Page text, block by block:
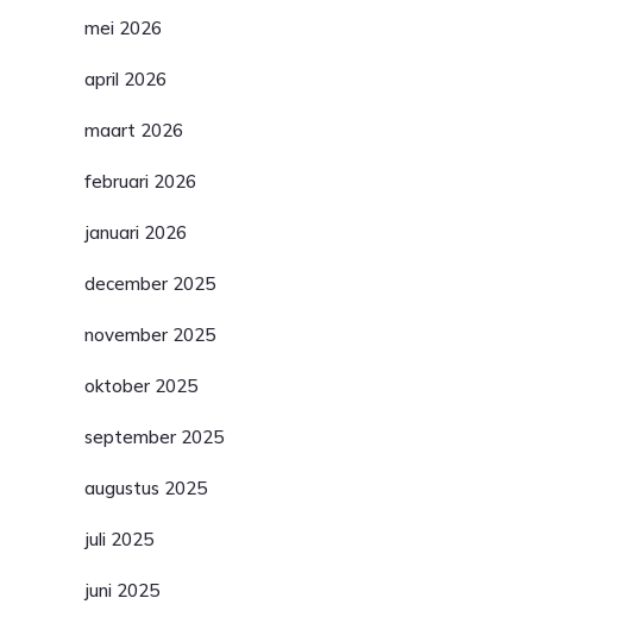
mei 2026
april 2026
maart 2026
februari 2026
januari 2026
december 2025
november 2025
oktober 2025
september 2025
augustus 2025
juli 2025
juni 2025